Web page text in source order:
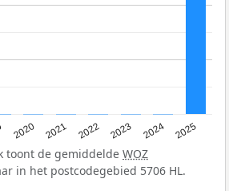
2020 2021 2022 2023 2024 2025
toont de gemiddelde WOZ
in het postcodegebied 5706 HL.